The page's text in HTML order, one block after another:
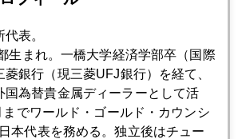
場
表。
生まれ。一橋大学経済学部卒（国際
銀行（現三菱UFJ銀行）を経て、
国為替貴金属ディーラーとして活
でワールド・ゴールド・カウンシ
本代表を務める。独立後はチュー